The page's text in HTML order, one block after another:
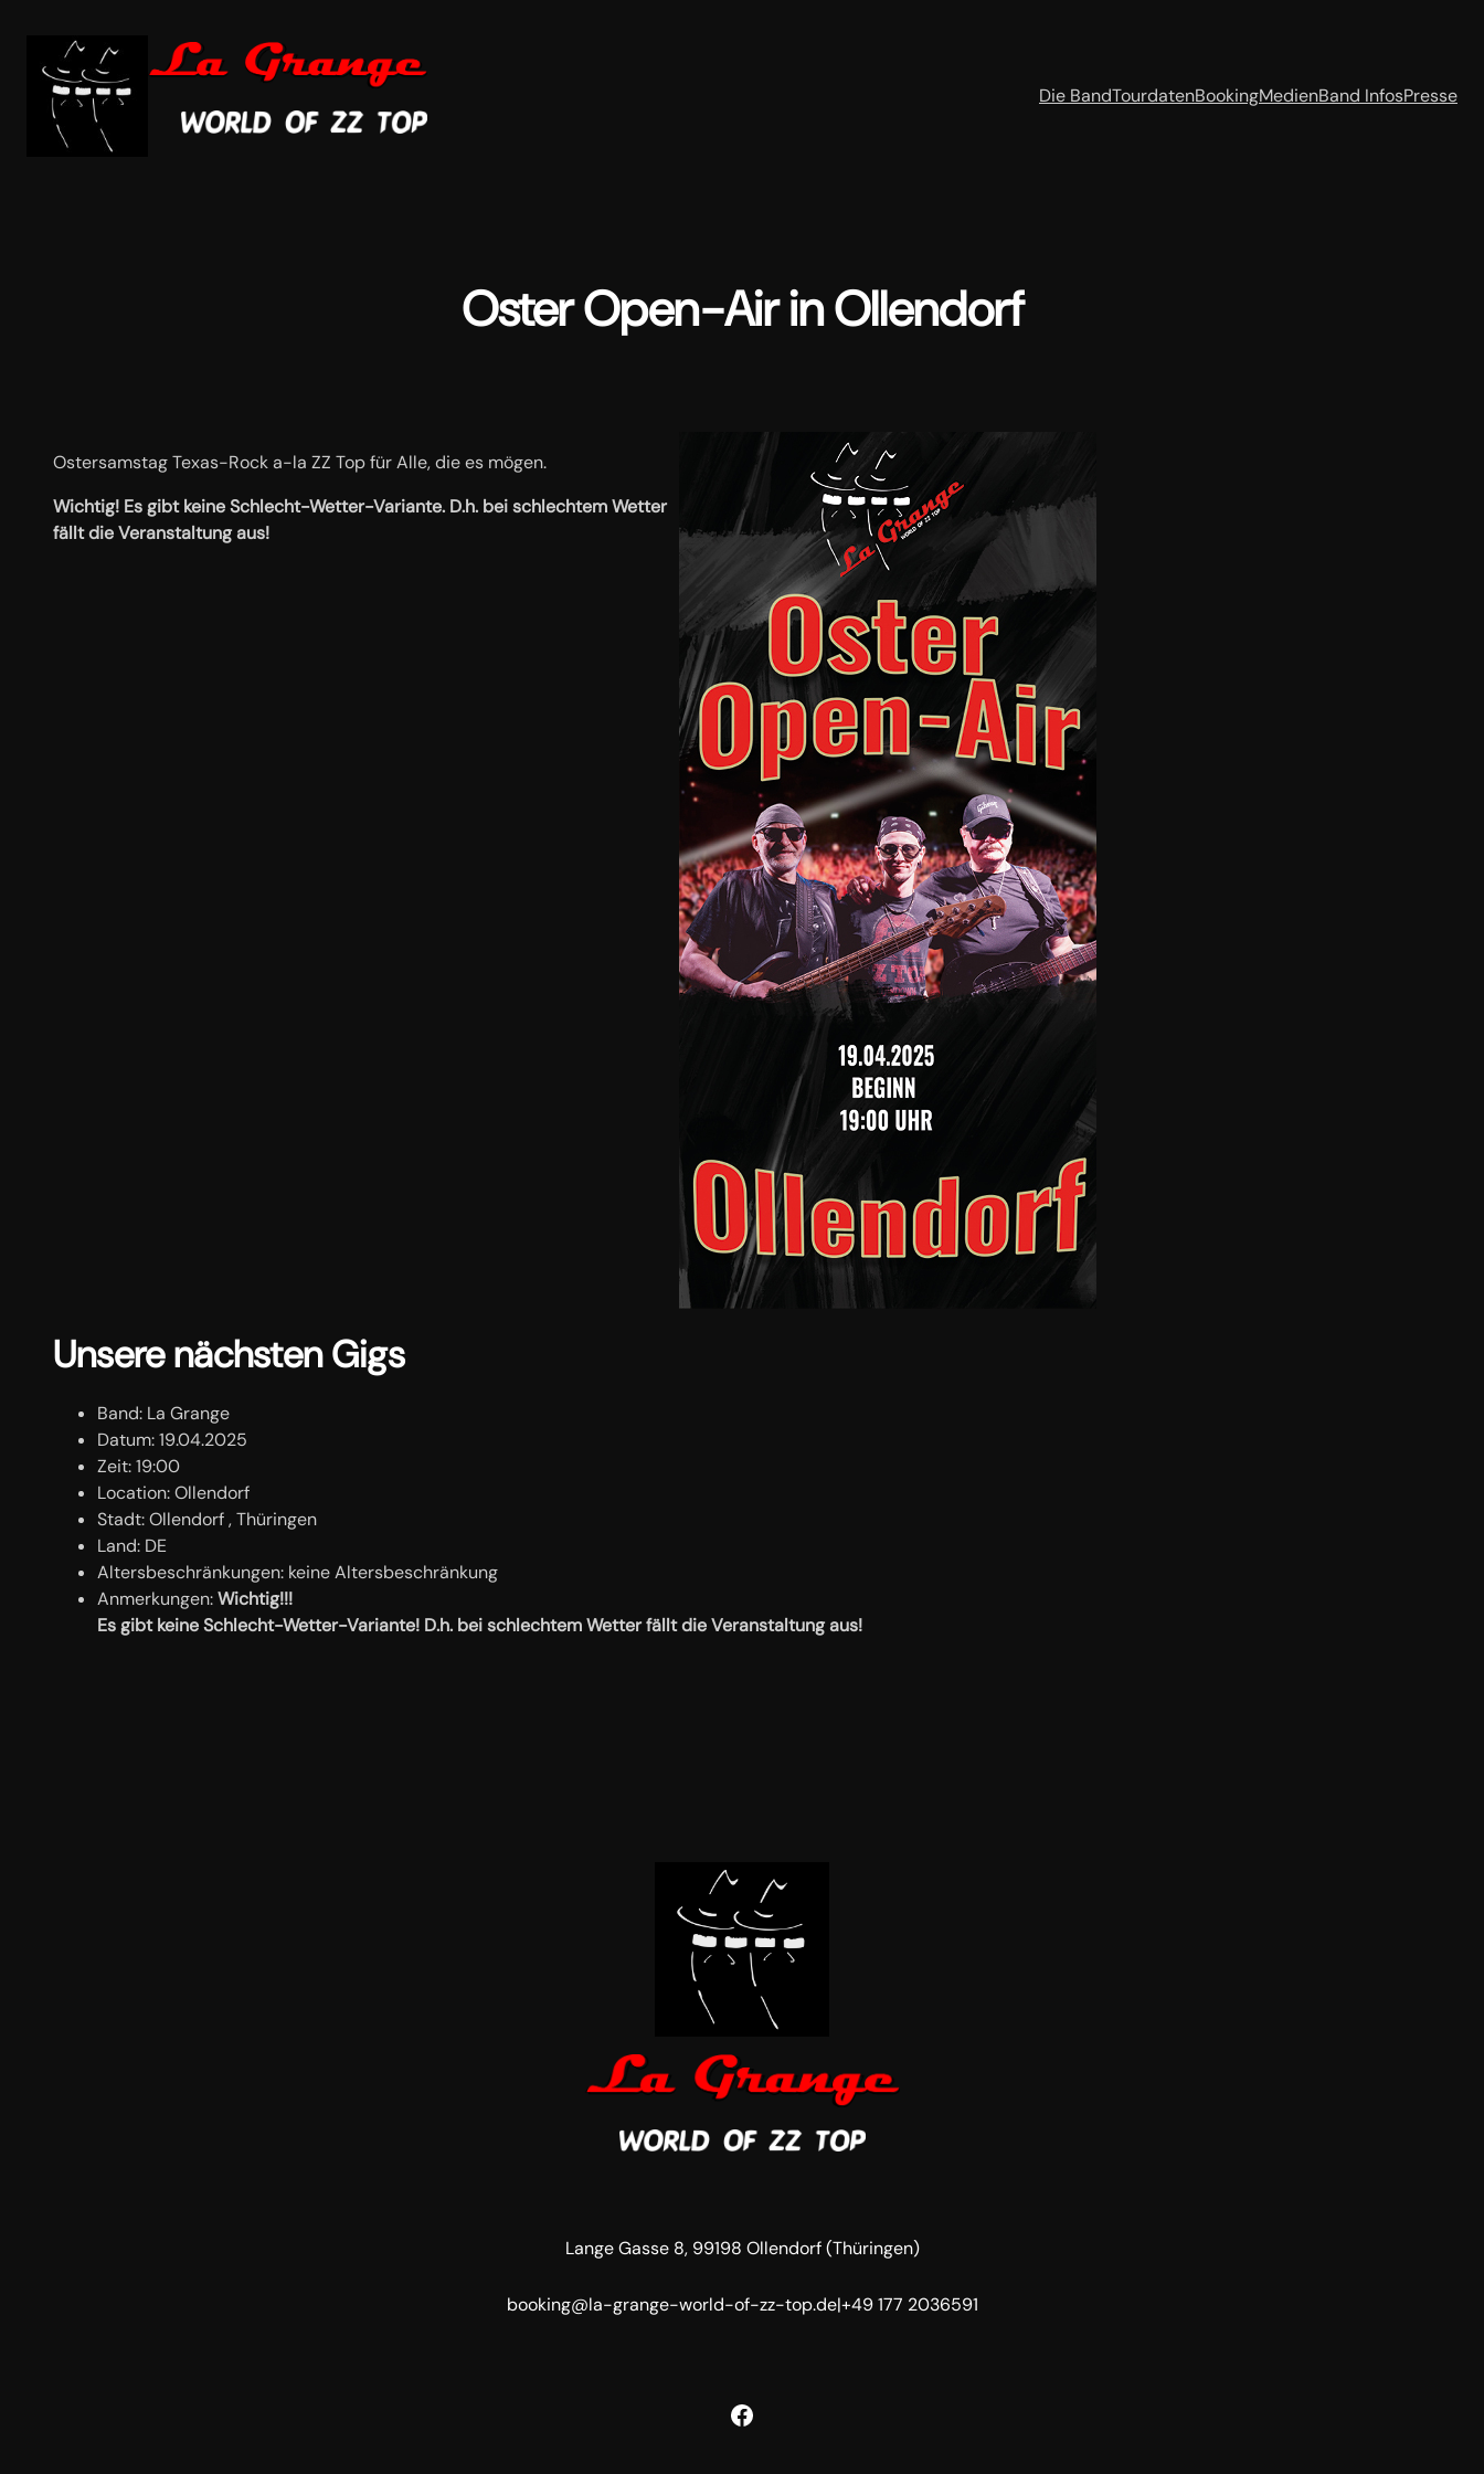
springen
Die BandTourdatenBookingMedienBand InfosPresse
Oster Open-Air in Ollendorf
Ostersamstag Texas-Rock a-la ZZ Top für Alle, die es mögen.
Wichtig! Es gibt keine Schlecht-Wetter-Variante. D.h. bei schlechtem Wetter
fällt die Veranstaltung aus!
Unsere nächsten Gigs
Band: La Grange
Datum:19.04.2025
Zeit:19:00
Location:Ollendorf
Stadt:Ollendorf , Thüringen
Land: DE
Altersbeschränkungen: keine Altersbeschränkung
Anmerkungen:Wichtig!!!
Es gibt keine Schlecht-Wetter-Variante! D.h. bei schlechtem Wetter fällt die Veranstaltung aus!
Lange Gasse 8, 99198 Ollendorf (Thüringen)
booking@la-grange-world-of-zz-top.de|+49 177 2036591
Facebook